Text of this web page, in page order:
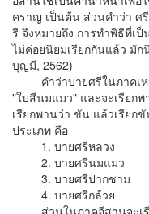
คราญ เป็นต้น ส่วนคำว่า ศ
รี จึงหมายถึง การทำพิธีที่เ
ไม่ค่อยนิยมเรียกกันแล้ว มัก
บุญมี, 2562)
คำว่าบายศรีในภาคเหนื
"ใบสีนมแมว" และจะเรียก
เรียกพานว่า ขัน แล้วเรียก
ประเภท คือ
1. บายศรีหลวง
2. บายศรีนมแมว
3. บายศรีปากชาม
4. บายศรีกล้วย
ส่วนในภาคอีสานจะเรี